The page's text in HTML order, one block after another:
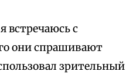
встречаюсь с
они спрашивают
зрительный